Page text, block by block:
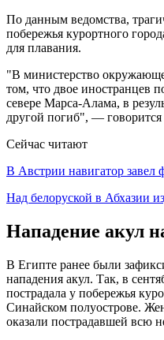
По данным ведомства,
побережья курортного
для плавания.
"В министерство
том, что двое иностранцев
севере Марса-Алама, в
другой погиб", — говорится
Сейчас читают
В Австрии навигатор завел
Над белоруской в Абхазии
Нападение акул
В Египте ранее были
нападения акул. Так, в
пострадала у побережья
Синайском полуострове.
оказали пострадавшей всю